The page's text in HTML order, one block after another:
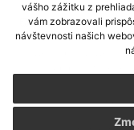
vášho zážitku z
vám zobrazovali
návštevnosti našich
využite možnosť
CMS systém (redakčný)